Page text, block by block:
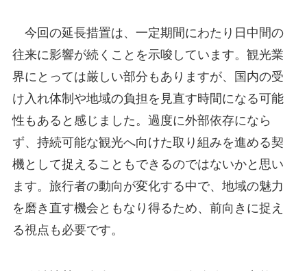
今回の延長措置は、一定期間にわたり日中間の
往来に影響が続くことを示唆しています。観光業
界にとっては厳しい部分もありますが、国内の受
け入れ体制や地域の負担を見直す時間になる可能
性もあると感じました。過度に外部依存になら
ず、持続可能な観光へ向けた取り組みを進める契
機として捉えることもできるのではないかと思い
ます。旅行者の動向が変化する中で、地域の魅力
を磨き直す機会ともなり得るため、前向きに捉え
る視点も必要です。